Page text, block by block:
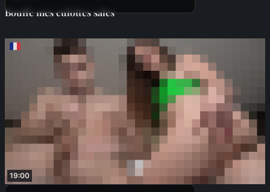
Bouffe mes culottes sales
19:00